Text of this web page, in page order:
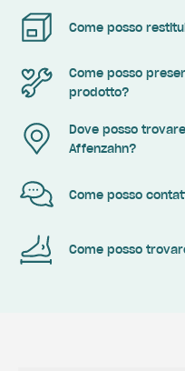
Come posso
Come posso
prodotto?
Dove posso
Affenzahn?
Come posso
Come posso